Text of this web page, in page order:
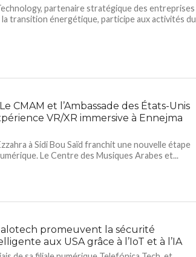
partenaire stratégique des entreprises
la transition énergétique, participe aux activités du
CMAM et l’Ambassade des États-Unis
VR/XR immersive à Ennejma
à Sidi Bou Saïd franchit une nouvelle étape
Le Centre des Musiques Arabes et...
promeuvent la sécurité
aux USA grâce à l’IoT et à l’IA